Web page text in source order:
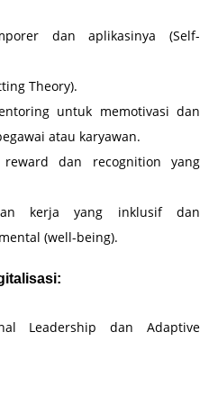
dan aplikasinya (Self-
Theory).
untuk memotivasi dan
atau karyawan.
dan recognition yang
kerja yang inklusif dan
(well-being).
Leadership dan Adaptive